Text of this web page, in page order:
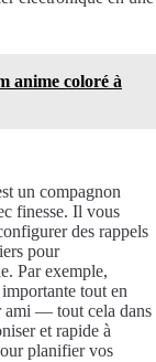
anime coloré à
un compagnon
finesse. Il vous
des rappels
pour
Par exemple,
tout en
ami — tout cela dans
et rapide à
planifier vos